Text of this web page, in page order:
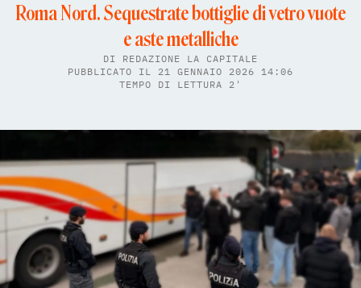
Roma Nord. Sequestrate bottiglie di vetro vuote
e aste metalliche
DI REDAZIONE LA CAPITALE
PUBBLICATO IL 21 GENNAIO 2026 14:06
TEMPO DI LETTURA 2'